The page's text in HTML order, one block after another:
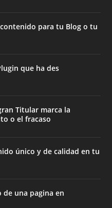
para tu Blog o tu
que ha des
Titular marca la
o el fracaso
único y de calidad en tu
una pagina en